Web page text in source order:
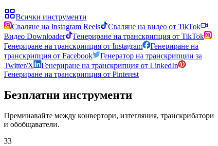
Всички инструменти
Сваляне на Instagram Reels
Сваляне на видео от TikTok
Видео Downloader
Генериране на транскрипция от TikTok
Генериране на транскрипция от Instagram
Генериране на
транскрипция от Facebook
Генератор на транскрипции за
Twitter/X
Генериране на транскрипция от LinkedIn
Генериране на транскрипция от Pinterest
Безплатни инструменти
Преминавайте между конвертори, изтегляния, транскрибатори
и обобщаватели.
33